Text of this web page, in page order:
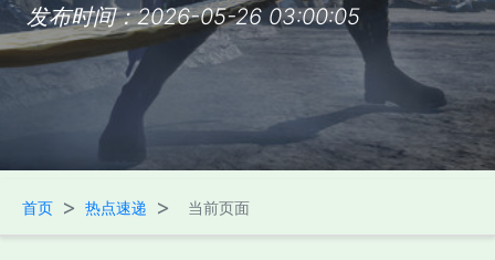
发布时间：2026-05-26 03:00:05
首页 > 热点速递 > 当前页面